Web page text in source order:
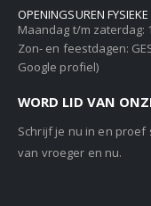
OPENINGSUREN
Maandag t/m zaterdag:
Zon- en feestdagen:
Google profiel)
WORD LID VAN
Schrijf je nu in en
van vroeger en nu.